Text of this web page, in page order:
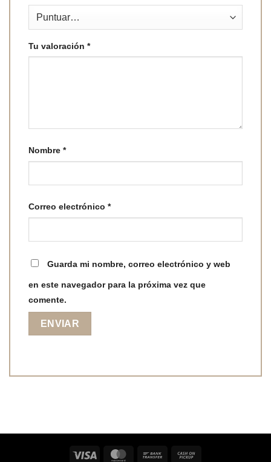
Tu valoración *
Nombre *
Correo electrónico *
Guarda mi nombre, correo electrónico y web
en este navegador para la próxima vez que
comente.
Visa MasterCardBank